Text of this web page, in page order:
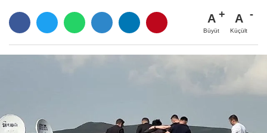
A
Büyüt
A
Küçült